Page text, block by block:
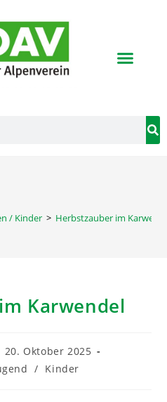
/ Kinder > Herbstzauber im
Karwendel
20. Oktober 2025
/ Kinder